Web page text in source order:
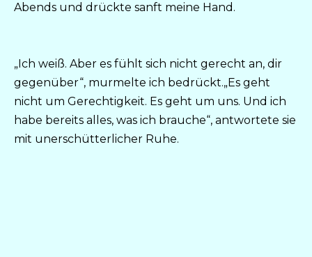
Abends und drückte sanft meine Hand.
„Ich weiß. Aber es fühlt sich nicht gerecht an, dir
gegenüber“, murmelte ich bedrückt.„Es geht
nicht um Gerechtigkeit. Es geht um uns. Und ich
habe bereits alles, was ich brauche“, antwortete sie
mit unerschütterlicher Ruhe.